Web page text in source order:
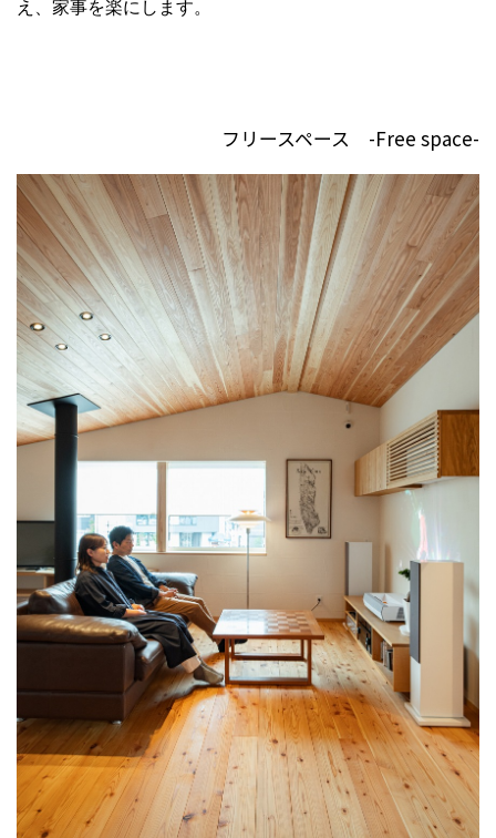
え、家事を楽にします。
フリースペース -Free space-